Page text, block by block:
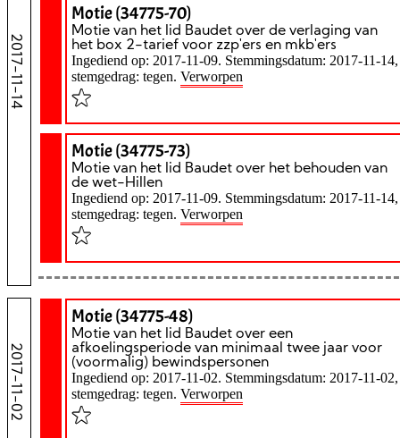
2017-11-14
Motie (34775-70)
Motie van het lid Baudet over de verlaging van
het box 2-tarief voor zzp'ers en mkb'ers
Ingediend op: 2017-11-09. Stemmingsdatum: 2017-11-14,
stemgedrag: tegen. Verworpen
Motie (34775-73)
Motie van het lid Baudet over het behouden van
de wet-Hillen
Ingediend op: 2017-11-09. Stemmingsdatum: 2017-11-14,
stemgedrag: tegen. Verworpen
2017-11-02
Motie (34775-48)
Motie van het lid Baudet over een
afkoelingsperiode van minimaal twee jaar voor
(voormalig) bewindspersonen
Ingediend op: 2017-11-02. Stemmingsdatum: 2017-11-02,
stemgedrag: tegen. Verworpen